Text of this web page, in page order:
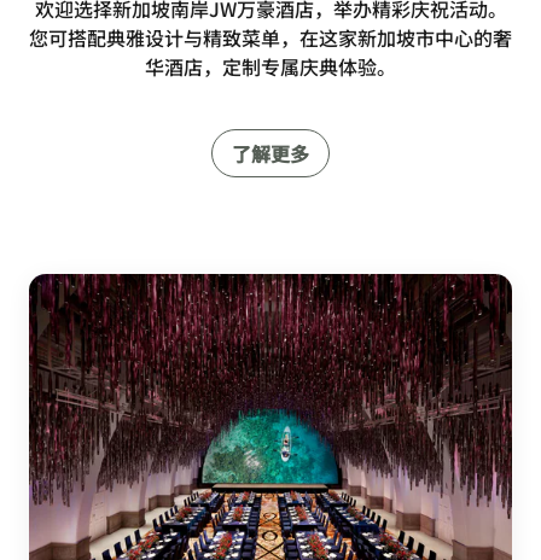
欢迎选择新加坡南岸JW万豪酒店，举办精彩庆祝活动。
您可搭配典雅设计与精致菜单，在这家新加坡市中心的奢
华酒店，定制专属庆典体验。
了解更多